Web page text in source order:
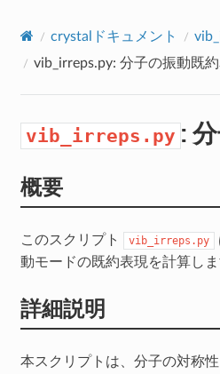
crystalドキュメント
vib_irreps.py: 分子の振動既
vib_irreps.py :
概要
このスクリプト vib_irreps.py
動モードの既約表現を計算しま
詳細説明
本スクリプトは、分子の対称